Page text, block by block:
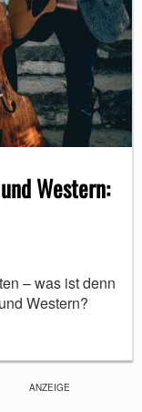
Western:
– was ist denn
Western?